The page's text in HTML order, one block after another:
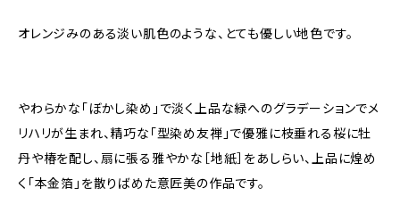
オレンジみのある淡い肌色のような、とても優しい地色です。
やわらかな「ぼかし染め」で淡く上品な緑へのグラデーションでメ
リハリが生まれ、精巧な「型染め友禅」で優雅に枝垂れる桜に牡
丹や椿を配し、扇に張る雅やかな［地紙］をあしらい、上品に煌め
く「本金箔」を散りばめた意匠美の作品です。